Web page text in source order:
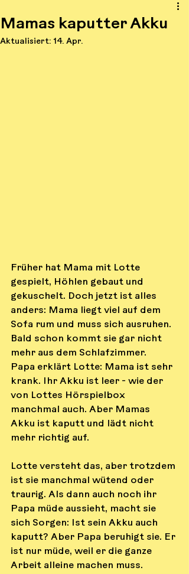
Mamas kaputter Akku
Aktualisiert: 14. Apr.
Früher hat Mama mit Lotte
gespielt, Höhlen gebaut und
gekuschelt. Doch jetzt ist alles
anders: Mama liegt viel auf dem
Sofa rum und muss sich ausruhen.
Bald schon kommt sie gar nicht
mehr aus dem Schlafzimmer.
Papa erklärt Lotte: Mama ist sehr
krank. Ihr Akku ist leer - wie der
von Lottes Hörspielbox
manchmal auch. Aber Mamas
Akku ist kaputt und lädt nicht
mehr richtig auf.
Lotte versteht das, aber trotzdem
ist sie manchmal wütend oder
traurig. Als dann auch noch ihr
Papa müde aussieht, macht sie
sich Sorgen: Ist sein Akku auch
kaputt? Aber Papa beruhigt sie. Er
ist nur müde, weil er die ganze
Arbeit alleine machen muss.